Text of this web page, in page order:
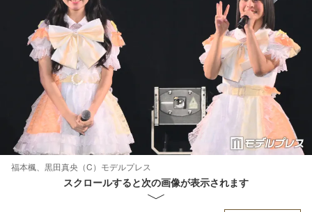
福本楓、黒田真央（C）モデルプレス
スクロールすると次の画像が表示されます